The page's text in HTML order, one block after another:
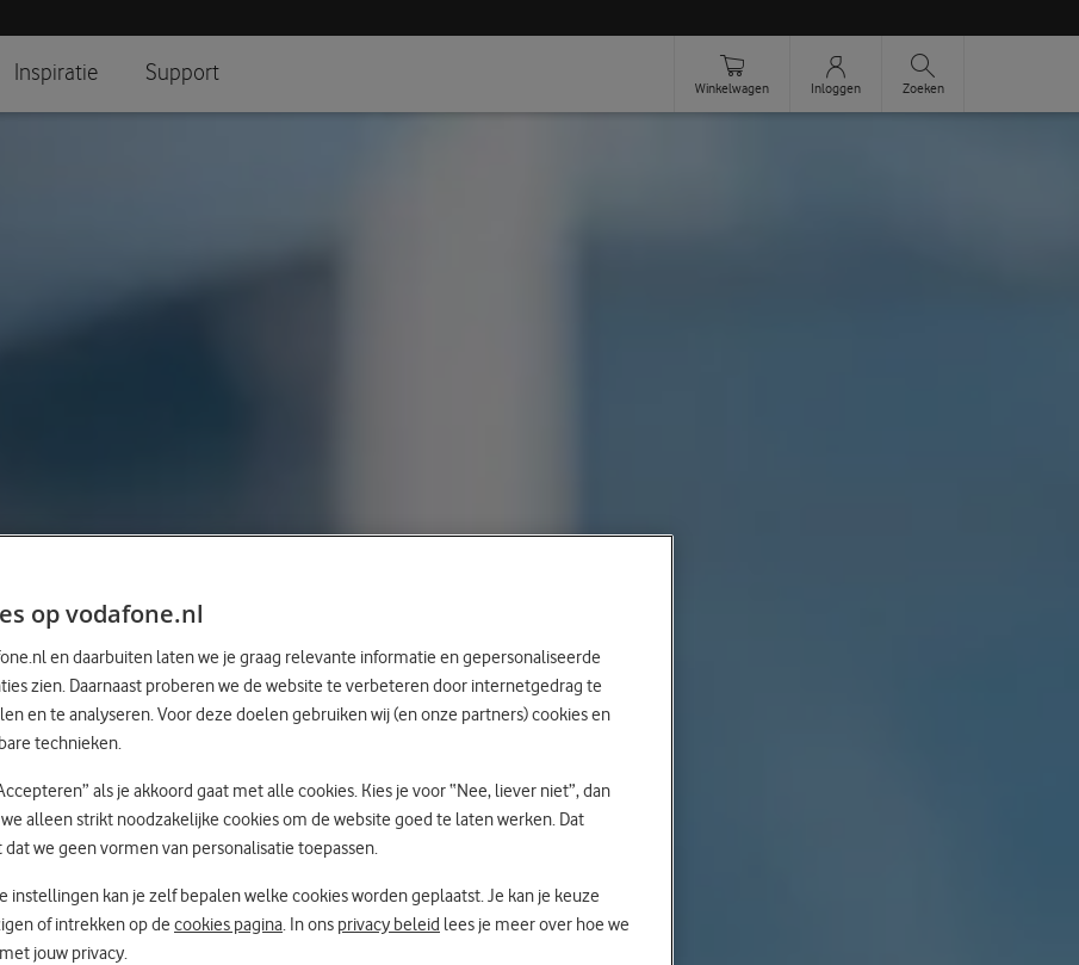
Inspiratie Support
Winkelwagen Inloggen Zoeken
op vodafone.nl
en daarbuiten laten we je graag relevante informatie en gepersonaliseerde
zien. Daarnaast proberen we de website te verbeteren door internetgedrag te
en te analyseren. Voor deze doelen gebruiken wij (en onze partners) cookies en
technieken.
als je akkoord gaat met alle cookies. Kies je voor “Nee, liever niet”, dan
alleen strikt noodzakelijke cookies om de website goed te laten werken. Dat
we geen vormen van personalisatie toepassen.
instellingen kan je zelf bepalen welke cookies worden geplaatst. Je kan je keuze
of intrekken op de cookies pagina. In ons privacy beleid lees je meer over hoe we
jouw privacy.